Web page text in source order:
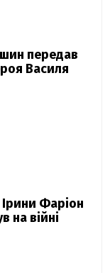
передав
Василя
Фаріон
на війні